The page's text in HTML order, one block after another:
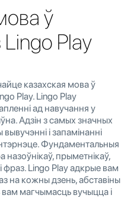
ў
Lingo Play
казахская мова ў
Play. Lingo Play
ад навучання у
Адзін з самых значных
і запамінанні
Фундаментальныя
прыметнікаў,
фраз. Lingo Play адкрые вам
на кожны дзень, абставіны
магчымасць вучыцца і